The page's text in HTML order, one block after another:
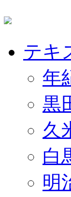
テキ
年
黒
久
白
明